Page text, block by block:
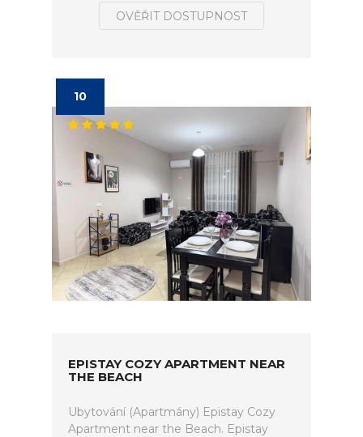
OVĚŘIT DOSTUPNOST
10
EPISTAY COZY APARTMENT NEAR
THE BEACH
Ubytování (Apartmány) Epistay Cozy
Apartment near the Beach. Epistay